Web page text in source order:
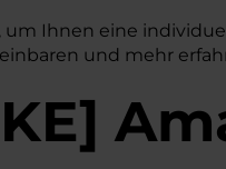
Ihnen eine
und mehr
]